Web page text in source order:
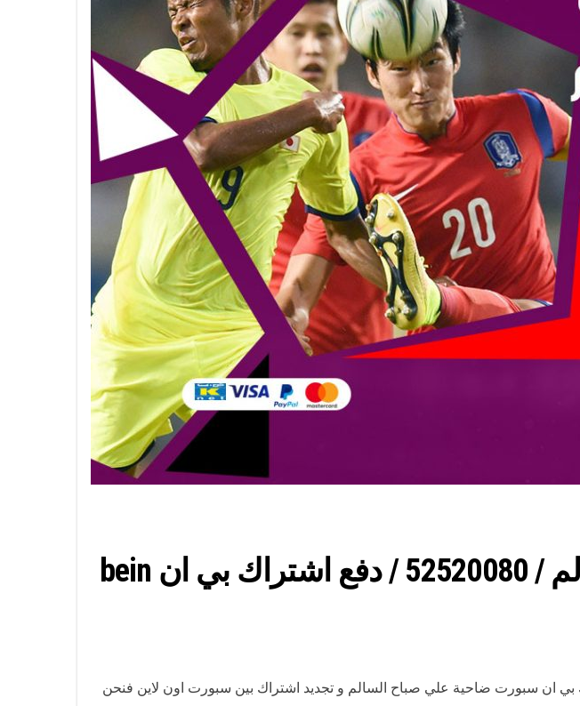
اشتراك بين سبورت ضاحية علي صباح السالم / 52520080 / دفع اشتراك بي ان bein
بي ان سبورت ضاحية علي صباح السالم و تجديد اشتراك بين سبورت اون لاين فنحن